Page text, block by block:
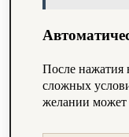
После нажатия
сложных
желании может